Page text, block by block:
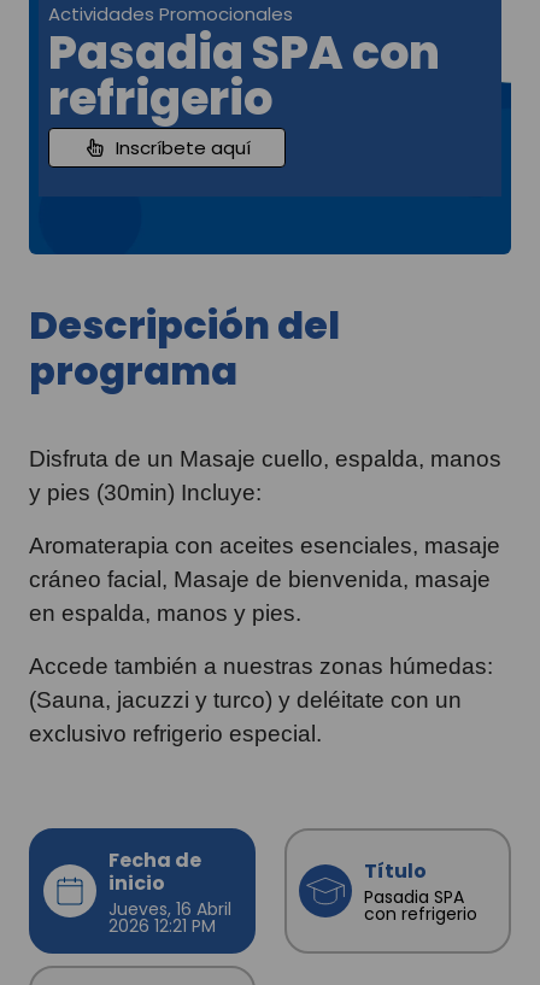
Actividades Promocionales
Pasadia SPA con
refrigerio
Inscríbete aquí
Descripción del
programa
Disfruta de un Masaje cuello, espalda, manos
y pies (30min) Incluye:
Aromaterapia con aceites esenciales, masaje
cráneo facial, Masaje de bienvenida, masaje
en espalda, manos y pies.
Accede también a nuestras zonas húmedas:
(Sauna, jacuzzi y turco) y deléitate con un
exclusivo refrigerio especial.
Fecha de
inicio
Jueves, 16 Abril
2026 12:21 PM
Título
Pasadia SPA
con refrigerio